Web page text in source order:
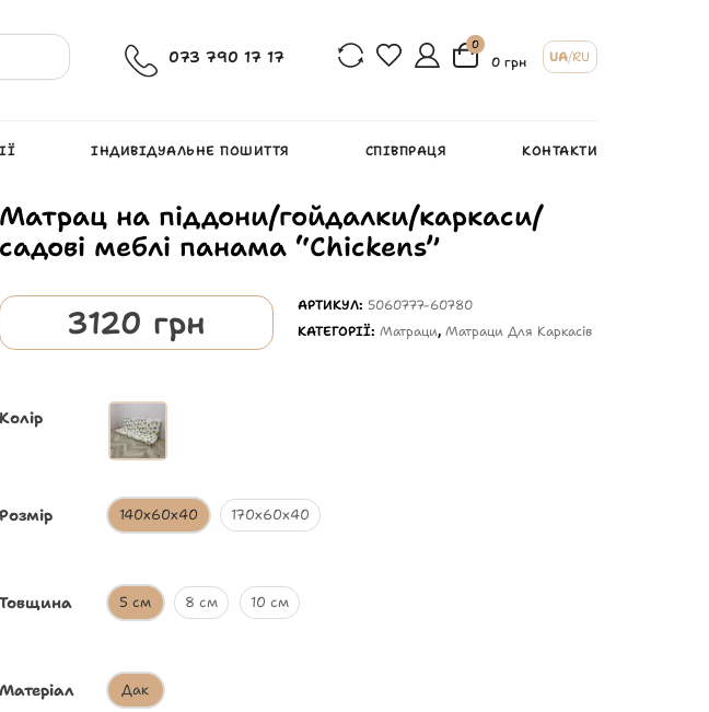
073 790 17 17
0
0 грн UA/RU
ІНДИВІДУАЛЬНЕ ПОШИТТЯ СПІВПРАЦЯ КОНТАКТИ
Матрац на піддони/гойдалки/каркаси/
садові меблі панама “Chickens”
3120 грн АРТИКУЛ: 5060777-60780
КАТЕГОРІЇ:Матраци,Матраци Для Каркасів
Колір
Розмір 140х60х40 170х60х40
Товщина 5 см 8 см 10 см
Матеріал Дак